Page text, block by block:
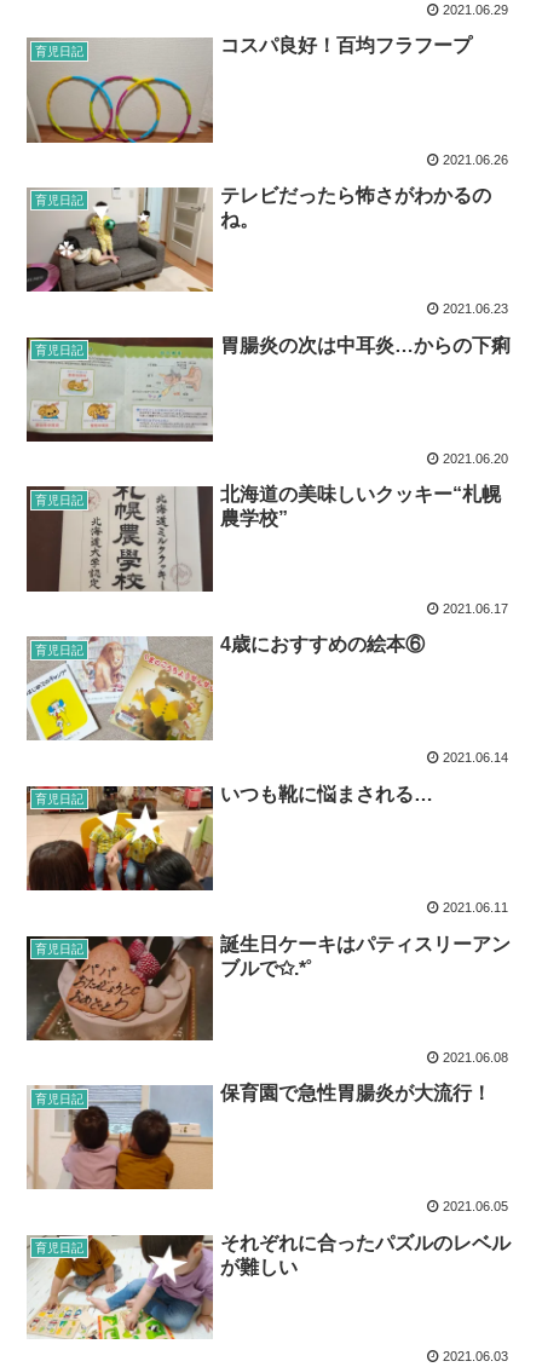
2021.06.29
育児日記 コスパ良好！百均フラフープ
2021.06.26
育児日記
テレビだったら怖さがわかるの
ね。
2021.06.23
育児日記 胃腸炎の次は中耳炎…からの下痢
2021.06.20
育児日記
北海道の美味しいクッキー“札幌
農学校”
2021.06.17
育児日記 4歳におすすめの絵本⑥
2021.06.14
育児日記 いつも靴に悩まされる…
2021.06.11
育児日記
誕生日ケーキはパティスリーアン
ブルで✩.*˚
2021.06.08
育児日記 保育園で急性胃腸炎が大流行！
2021.06.05
育児日記
それぞれに合ったパズルのレベル
が難しい
2021.06.03